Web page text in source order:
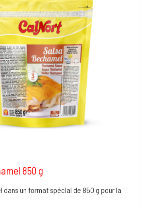
850 g
dans un format spécial de 850 g pour la